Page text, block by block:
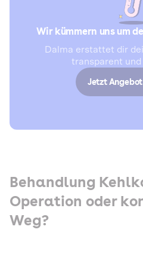
Wir kümmern uns um
Dalma erstattet dir
transparent und
Jetzt
Behandlung
Operation oder
Weg?